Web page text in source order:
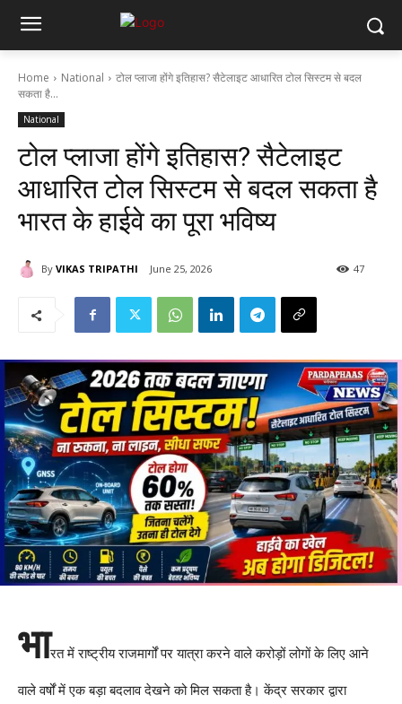
Home National
टोल प्लाजा होंगे इतिहास? सैटेलाइट आधारित टोल सिस्टम से बदल
सकता है...
National
टोल प्लाजा होंगे इतिहास? सैटेलाइट
आधारित टोल सिस्टम से बदल सकता है
भारत के हाईवे का पूरा भविष्य
By VIKAS TRIPATHI June 25, 2026 47
भारत में राष्ट्रीय राजमार्गों पर यात्रा करने वाले करोड़ों लोगों के लिए आने
वाले वर्षों में एक बड़ा बदलाव देखने को मिल सकता है। केंद्र सरकार द्वारा